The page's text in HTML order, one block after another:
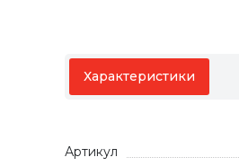
Характеристики
Артикул